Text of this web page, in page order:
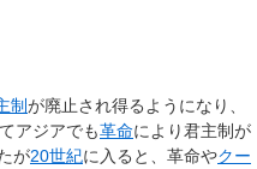
制が廃止され得るようになり、
アジアでも革命により君主制が
が20世紀に入ると、革命やクー